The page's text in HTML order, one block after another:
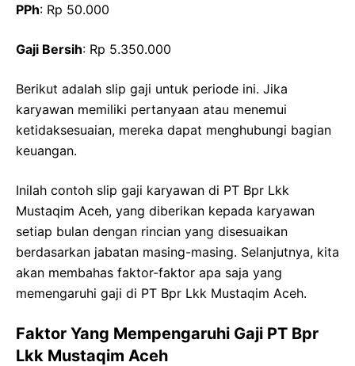
PPh: Rp 50.000
Gaji Bersih: Rp 5.350.000
Berikut adalah slip gaji untuk periode ini. Jika
karyawan memiliki pertanyaan atau menemui
ketidaksesuaian, mereka dapat menghubungi bagian
keuangan.
Inilah contoh slip gaji karyawan di PT Bpr Lkk
Mustaqim Aceh, yang diberikan kepada karyawan
setiap bulan dengan rincian yang disesuaikan
berdasarkan jabatan masing-masing. Selanjutnya, kita
akan membahas faktor-faktor apa saja yang
memengaruhi gaji di PT Bpr Lkk Mustaqim Aceh.
Faktor Yang Mempengaruhi Gaji PT Bpr
Lkk Mustaqim Aceh